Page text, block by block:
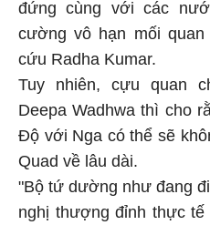
đứng cùng với các
cường vô hạn mối
cứu Radha Kumar.
Tuy nhiên, cựu quan
Deepa Wadhwa thì cho
Độ với Nga có thể sẽ
Quad về lâu dài.
"Bộ tứ dường như đang
nghị thượng đỉnh thực